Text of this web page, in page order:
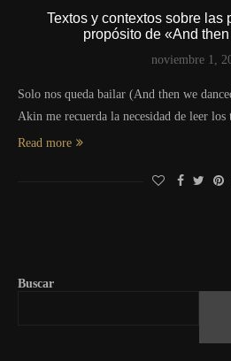
Textos y contextos sobre las
propósito de «And
noviembre 1,
Solo nos queda bailar (And then we
Akin me recuerda la necesidad de leer
Read more
Buscar